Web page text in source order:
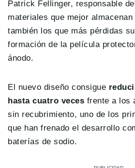
Patrick Fellinger, responsable
materiales que mejor
también los que más pérdidas
formación de la película
ánodo.
El nuevo diseño consigue
hasta cuatro veces frente a los
sin recubrimiento, uno de los
que han frenado el desarrollo
baterías de sodio.